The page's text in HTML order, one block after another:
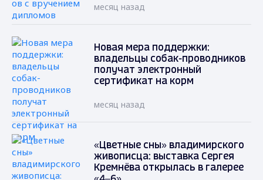
месяц назад
Новая мера поддержки:
владельцы собак-проводников
получат электронный
сертификат на корм
месяц назад
«Цветные сны» владимирского
живописца: выставка Сергея
Кремнёва открылась в галерее